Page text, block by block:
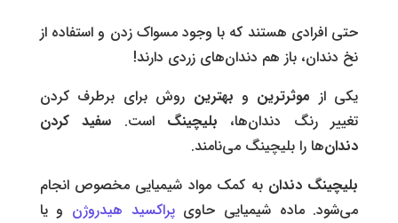
حتی افرادی هستند که با وجود مسواک زدن و استفاده از
نخ دندان، باز هم دندان‌های زردی دارند!
یکی از موثرترین و بهترین روش برای برطرف کردن
تغییر رنگ دندان‌‌ها، بلیچینگ است. سفید کردن
دندان‌ها را بلیچینگ می‌نامند.
بلیچینگ دندان به کمک مواد شیمیایی مخصوص انجام
می‌شود. ماده شیمیایی حاویپراکسید هیدروژن و یا